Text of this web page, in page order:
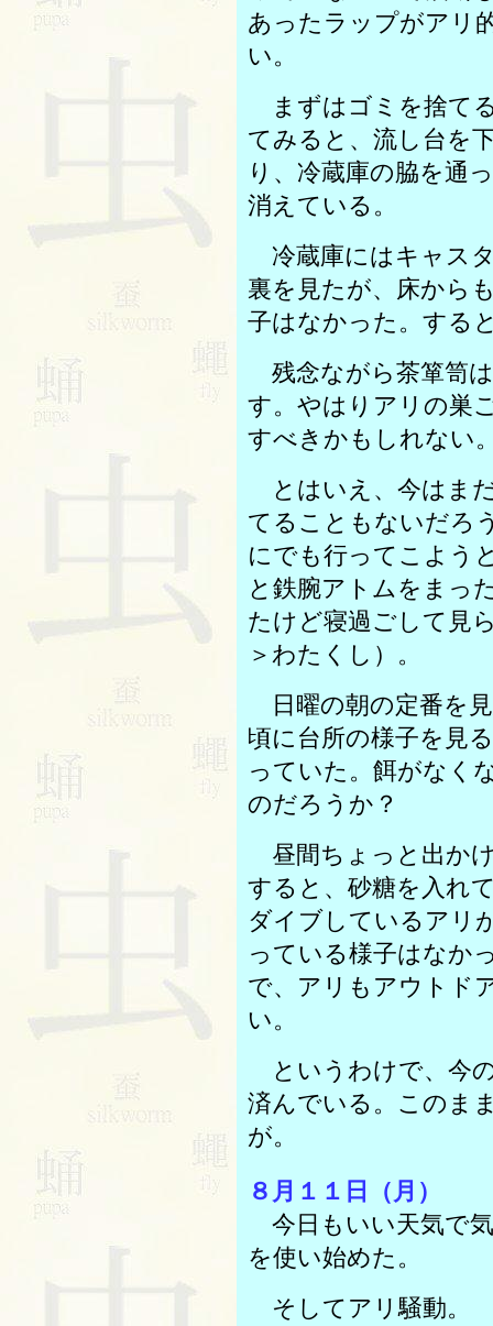
あったラップがアリ
い。
まずはゴミを捨て
てみると、流し台を
り、冷蔵庫の脇を通
消えている。
冷蔵庫にはキャス
裏を見たが、床から
子はなかった。する
残念ながら茶箪笥
す。やはりアリの巣
すべきかもしれない
とはいえ、今はま
てることもないだろ
にでも行ってこよう
と鉄腕アトムをまっ
たけど寝過ごして見
＞わたくし）。
日曜の朝の定番を
頃に台所の様子を見
っていた。餌がなく
のだろうか？
昼間ちょっと出か
すると、砂糖を入れ
ダイブしているアリ
っている様子はなか
で、アリもアウトド
い。
というわけで、今
済んでいる。このま
が。
８月１１日（月）
今日もいい天気で
を使い始めた。
そしてアリ騒動。